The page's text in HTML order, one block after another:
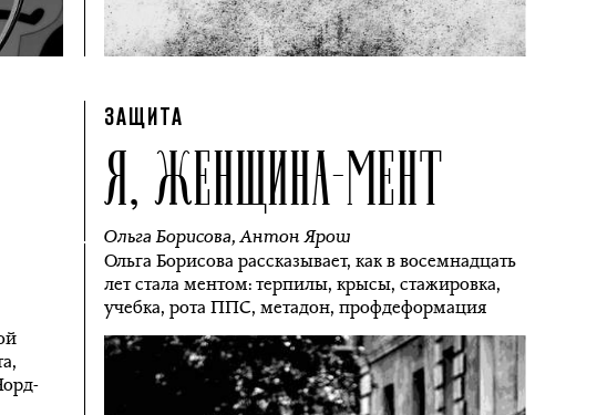
ЗАЩИТА
Я, ЖЕНЩИНА-МЕНТ
Ольга Борисова,Антон Ярош
Ольга Борисова рассказывает, как в восемнадцать
лет стала ментом: терпилы, крысы, стажировка,
учебка, рота ППС, метадон, профдеформация